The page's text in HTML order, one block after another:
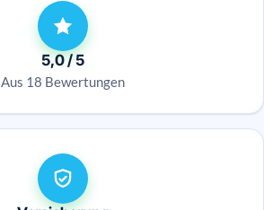
5,0 / 5
Aus 18 Bewertungen